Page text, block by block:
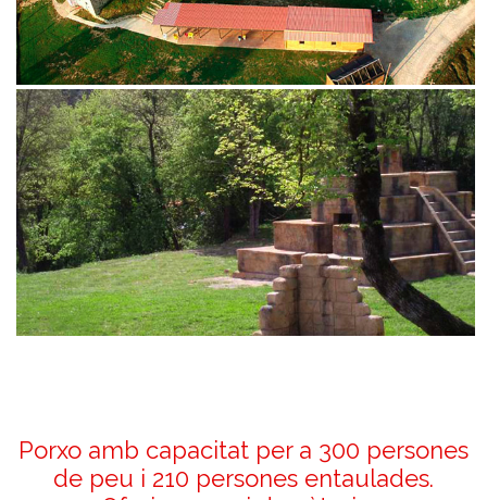
Porxo amb capacitat per a 300 persones
de peu i 210 persones entaulades.